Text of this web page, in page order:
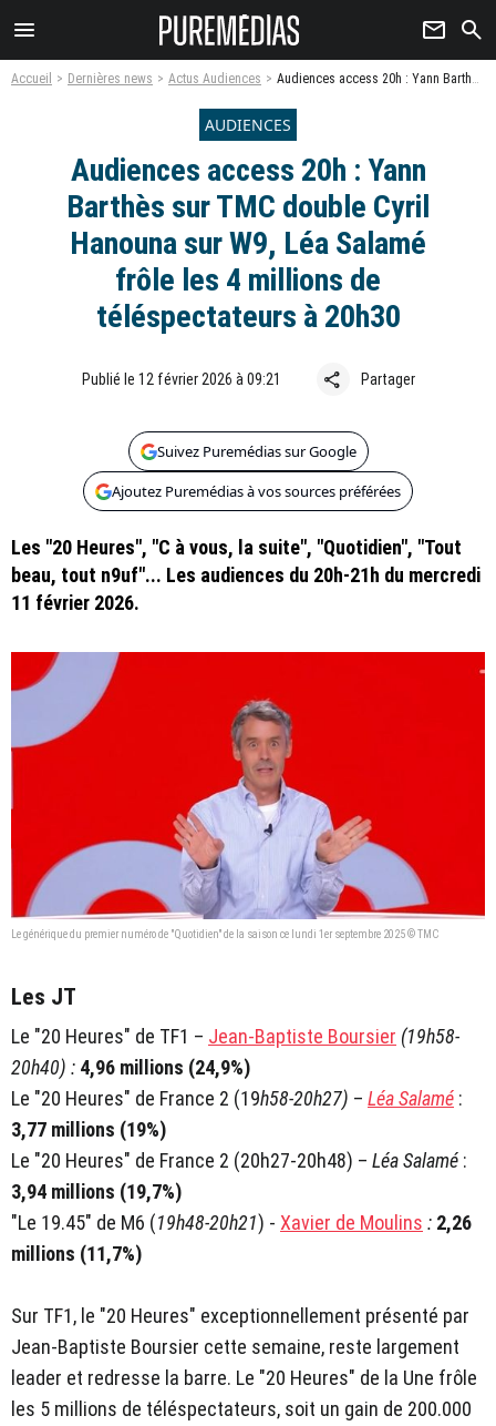
menu newsletter search
Accueil Dernières news Actus Audiences Audiences access 20h : Yann Barthès sur TMC double Cyril Hanouna sur W9, Léa Salamé frôle les 4 millions de téléspectateurs à 20h30
AUDIENCES
Audiences access 20h : Yann
Barthès sur TMC double Cyril
Hanouna sur W9, Léa Salamé
frôle les 4 millions de
téléspectateurs à 20h30
Publié le 12 février 2026 à 09:21 share Partager
Suivez Puremédias sur Google
Ajoutez Puremédias à vos sources préférées
Les "20 Heures", "C à vous, la suite", "Quotidien", "Tout
beau, tout n9uf"... Les audiences du 20h-21h du mercredi
11 février 2026.
Le générique du premier numéro de "Quotidien" de la saison ce lundi 1er septembre 2025 © TMC
Les JT
Le "20 Heures" de TF1 – Jean-Baptiste Boursier (19h58-
20h40) : 4,96 millions (24,9%)
Le "20 Heures" de France 2 (19h58-20h27) – Léa Salamé :
3,77 millions (19%)
Le "20 Heures" de France 2 (20h27-20h48) – Léa Salamé :
3,94 millions (19,7%)
"Le 19.45" de M6 (19h48-20h21) - Xavier de Moulins : 2,26
millions (11,7%)
Sur TF1, le "20 Heures" exceptionnellement présenté par
Jean-Baptiste Boursier cette semaine, reste largement
leader et redresse la barre. Le "20 Heures" de la Une frôle
les 5 millions de téléspectateurs, soit un gain de 200.000